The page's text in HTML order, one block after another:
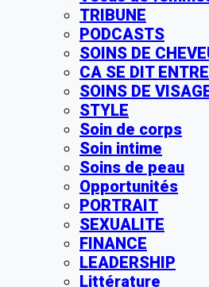
TRIBUNE
PODCASTS
SOINS DE
CA SE DIT
SOINS DE
STYLE
Soin de corps
Soin intime
Soins de peau
Opportunités
PORTRAIT
SEXUALITE
FINANCE
LEADERSHIP
Littérature